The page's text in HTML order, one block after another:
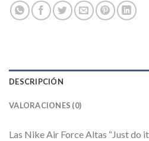
DESCRIPCIÓN
VALORACIONES (0)
Las Nike Air Force Altas “Just do